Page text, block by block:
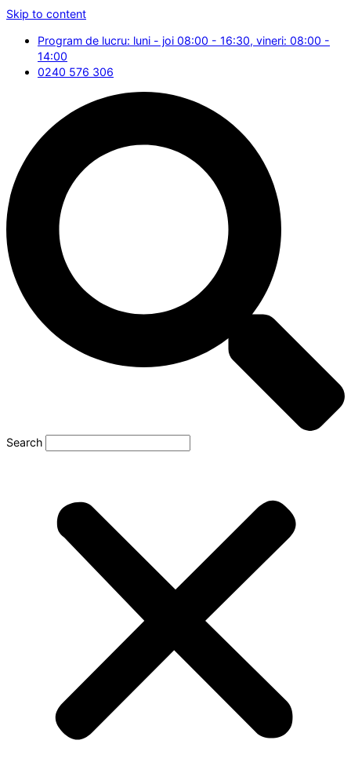
Skip to content
Program de lucru: luni - joi 08:00 - 16:30, vineri: 08:00 -
14:00
0240 576 306
Search